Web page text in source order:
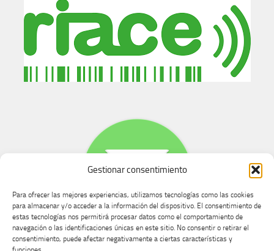
Gestionar consentimiento
Para ofrecer las mejores experiencias, utilizamos tecnologías como las cookies
para almacenar y/o acceder a la información del dispositivo. El consentimiento de
estas tecnologías nos permitirá procesar datos como el comportamiento de
navegación o las identificaciones únicas en este sitio. No consentir o retirar el
consentimiento, puede afectar negativamente a ciertas características y
Buzón de dudas, quejas y sugerencias